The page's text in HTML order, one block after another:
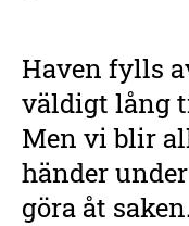
Haven fylls
väldigt lång
Men vi blir
händer
göra åt saken.